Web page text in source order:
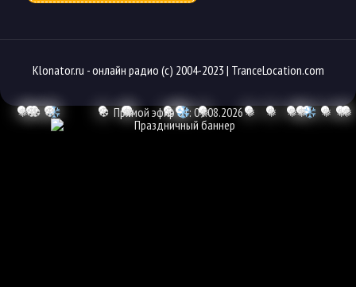
Klonator.ru -онлайн радио (с) 2004-2023 | TranceLocation.com
❅
❅ ❅
❆ ❅
❅
❅ ❅
❆ ❆ ❅ ❅
❆
❅❆ ❅
Прямой эфир от: 09.08.2026